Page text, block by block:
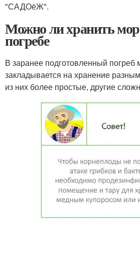
"САДОёЖ".
Можно ли хранить
погребе
В заранее подготовленный погреб
закладывается на хранение
из них более простые, другие